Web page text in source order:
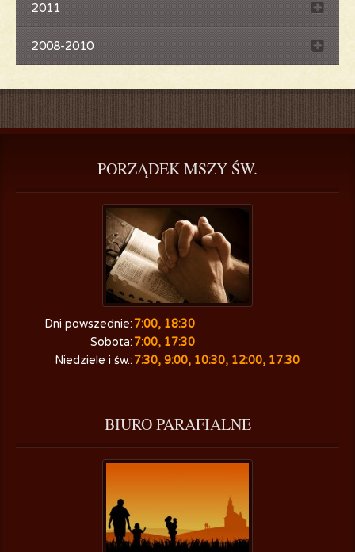
2011
2008-2010
PORZĄDEK MSZY ŚW.
Dni powszednie:7:00, 18:30
Sobota:7:00, 17:30
Niedziele i św.:7:30, 9:00, 10:30, 12:00, 17:30
BIURO PARAFIALNE